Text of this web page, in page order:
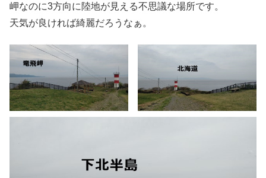
岬なのに3方向に陸地が見える不思議な場所です。
天気が良ければ綺麗だろうなぁ。